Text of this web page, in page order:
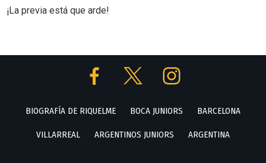
¡La previa está que arde!
BIOGRAFÍA DE RIQUELME BOCA JUNIORS BARCELONA
VILLARREAL ARGENTINOS JUNIORS ARGENTINA